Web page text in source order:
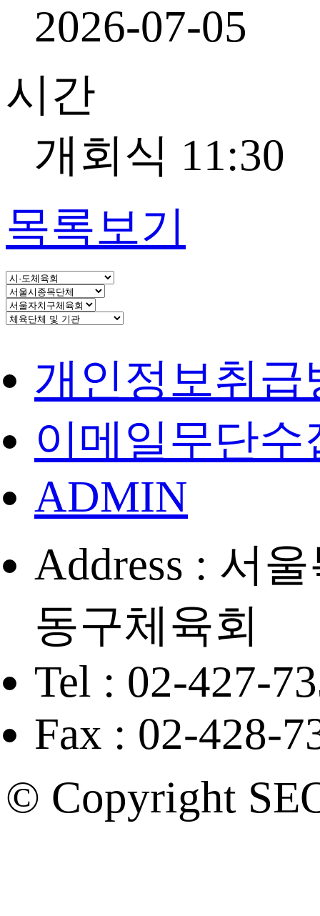
2026-07-05
시간
개회식 11:30
목록보기
개인정보취급
이메일무단수
ADMIN
Address : 서
동구체육회
Tel : 02-427-
Fax : 02-428-
© Copyright